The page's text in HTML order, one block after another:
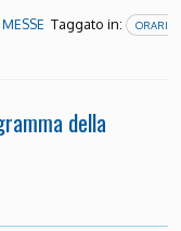
Taggato in:
ORARI
della